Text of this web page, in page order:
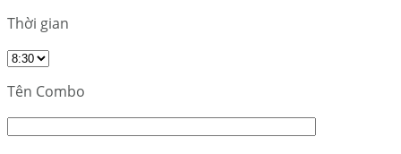
Thời gian
Tên Combo